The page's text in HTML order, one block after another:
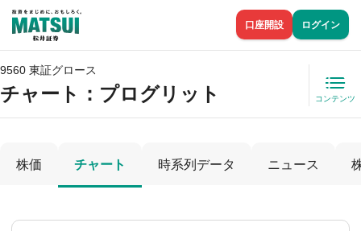
口座開設 ログイン
9560 東証グロース
チャート： プログリット コンテンツ
株価 チャート 時系列データ ニュース